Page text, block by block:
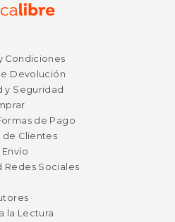
dcto.
Condiciones
Devolución
y Seguridad
de Pago
de Clientes
Redes Sociales
la Lectura